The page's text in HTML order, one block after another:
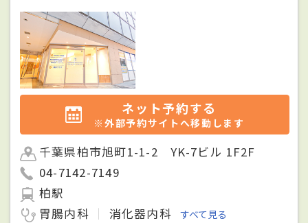
ネット予約する
※外部予約サイトへ移動します
千葉県柏市旭町1-1-2 YK-7ビル 1F2F
04-7142-7149
柏駅
胃腸内科
消化器内科 すべて見る